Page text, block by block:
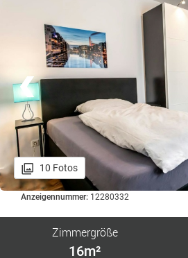
10 Fotos
Anzeigennummer: 12280332
Zimmergröße
16m²